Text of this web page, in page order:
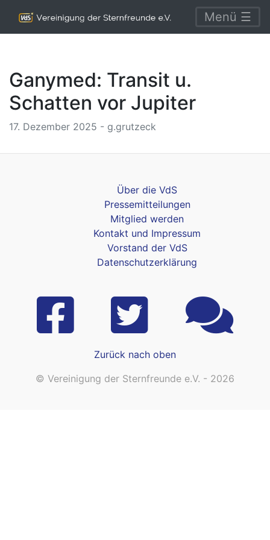
Menü ☰
Ganymed: Transit u.
Schatten vor Jupiter
17. Dezember 2025 - g.grutzeck
Über die VdS
Pressemitteilungen
Mitglied werden
Kontakt und Impressum
Vorstand der VdS
Datenschutzerklärung
Zurück nach oben
© Vereinigung der Sternfreunde e.V. - 2026